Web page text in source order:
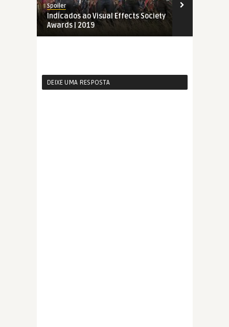
Spoiler
Indicados ao Visual Effects Society
Awards | 2019
DEIXE UMA RESPOSTA